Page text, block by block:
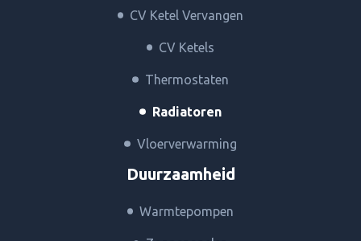
CV Ketel Vervangen
CV Ketels
Thermostaten
Radiatoren
Vloerverwarming
Duurzaamheid
Warmtepompen